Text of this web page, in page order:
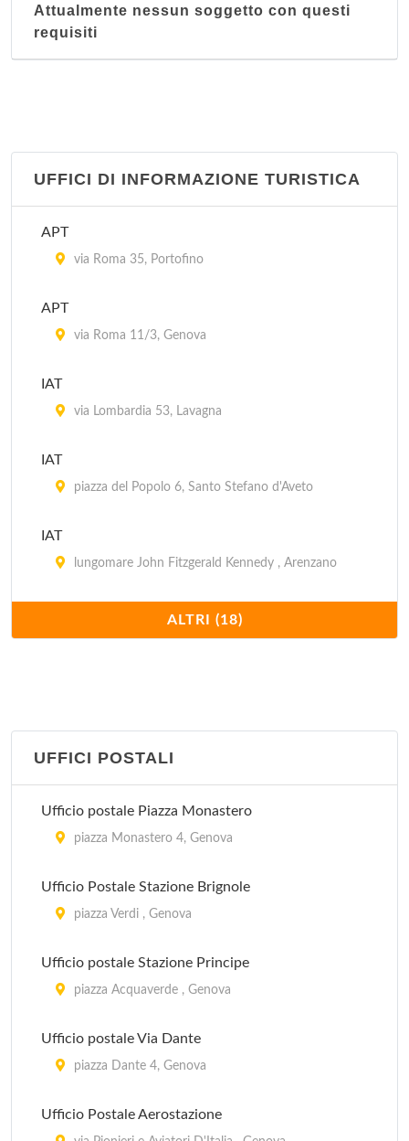
Attualmente nessun soggetto con questi
requisiti
UFFICI DI INFORMAZIONE TURISTICA
APT
via Roma 35, Portofino
APT
via Roma 11/3, Genova
IAT
via Lombardia 53, Lavagna
IAT
piazza del Popolo 6, Santo Stefano d'Aveto
IAT
lungomare John Fitzgerald Kennedy , Arenzano
piazza Sant'Antonio 10, Sestri Levante
IAT
IAT
IAT
IAT
ALTRI (18)
UFFICI POSTALI
Ufficio postale Piazza Monastero
piazza Monastero 4, Genova
Ufficio Postale Stazione Brignole
piazza Verdi , Genova
Ufficio postale Stazione Principe
piazza Acquaverde , Genova
Ufficio postale Via Dante
piazza Dante 4, Genova
Ufficio Postale Aerostazione